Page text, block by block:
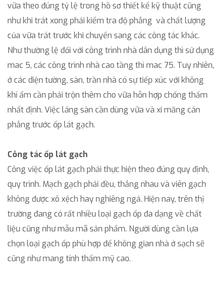
vữa theo đúng tỷ lệ trong hồ sơ thiết kế kỹ thuật cũng
như khi trát xong phải kiểm tra độ phẳng và chất lượng
của vữa trát trước khi chuyển sang các công tác khác.
Như thường lệ đối với công trình nhà dân dụng thì sử dụng
mac 5, các công trình nhà cao tầng thì mac 75. Tuy nhiên,
ở các diện tường, sàn, trần nhà có sự tiếp xúc với không
khí ẩm cần phải trộn thêm cho vữa hỗn hợp chống thấm
nhất định. Việc láng sàn cần dùng vữa và xi măng cán
phẳng trước ốp lát gạch.
Công tác ốp lát gạch
Công việc ốp lát gạch phải thực hiện theo đúng quy định,
quy trình. Mạch gạch phải đều, thẳng nhau và viên gạch
không được xô xệch hay nghiêng ngả. Hiện nay, trên thị
trường đang có rất nhiều loại gạch ốp đa dạng về chất
liệu cũng như mẫu mã sản phẩm. Người dùng cần lựa
chọn loại gạch ốp phù hợp để không gian nhà ở sạch sẽ
cũng như mang tính thẩm mỹ cao.